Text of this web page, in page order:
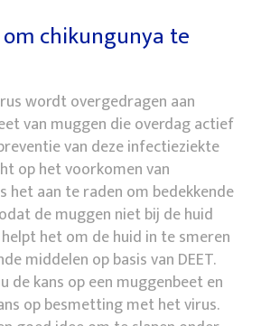
chikungunya te
wordt overgedragen aan
van muggen die overdag actief
van deze infectieziekte
op het voorkomen van
het aan te raden om bedekkende
de muggen niet bij de huid
het om de huid in te smeren
middelen op basis van DEET.
de kans op een muggenbeet en
op besmetting met het virus.